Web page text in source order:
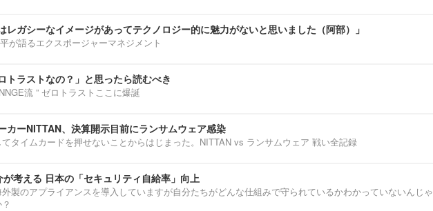
レガシーなイメージがあってテクノロジー的に魅力がないと思いました（阿部）」
が語るエクスポージャーマネジメント
トラストなの？」と思ったら読むべき
流 ” ゼロトラストここに爆誕
カーNITTAN、決算開示目前にランサムウェア感染
タイムカードを押せないことからはじまった。NITTAN vs ランサムウェア 戦い全記録
が考える 日本の「セキュリティ自給率」向上
製のアプライアンスを導入していますが自分たちがどんな仕組みで守られているかわかっていないんじゃ